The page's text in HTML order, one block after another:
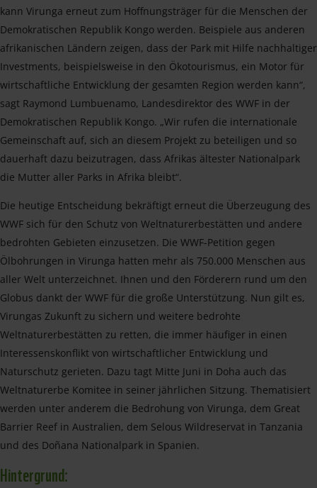
kann Virunga erneut zum Hoffnungsträger für die Menschen der
Demokratischen Republik Kongo werden. Beispiele aus anderen
afrikanischen Ländern zeigen, dass der Park mit Hilfe nachhaltiger
Investments, beispielsweise in den Ökotourismus, ein Motor für
wirtschaftliche Entwicklung der gesamten Region werden kann“,
sagt Raymond Lumbuenamo, Landesdirektor des WWF in der
Demokratischen Republik Kongo. „Wir rufen die internationale
Gemeinschaft auf, sich an diesem Projekt zu beteiligen und so
dauerhaft dazu beizutragen, dass Afrikas ältester Nationalpark
die Mutter aller Parks in Afrika bleibt“.
Die heutige Entscheidung bekräftigt erneut die Überzeugung des
WWF sich für den Schutz von Weltnaturerbestätten und andere
bedrohten Gebieten einzusetzen. Die WWF-Petition gegen
Ölbohrungen in Virunga hatten mehr als 750.000 Menschen aus
aller Welt unterzeichnet. Ihnen und den Förderern rund um den
Globus dankt der WWF für die große Unterstützung. Nun gilt es,
Virungas Zukunft zu sichern und weitere bedrohte
Weltnaturerbestätten zu retten, die immer häufiger in einen
Interessenskonflikt von wirtschaftlicher Entwicklung und
Naturschutz gerieten. Dazu tagt Mitte Juni in Doha auch das
Weltnaturerbe Komitee in seiner jährlichen Sitzung. Thematisiert
werden unter anderem die Bedrohung von Virunga, dem Great
Barrier Reef in Australien, dem Selous Wildreservat in Tanzania
und des Doñana Nationalpark in Spanien.
Hintergrund: